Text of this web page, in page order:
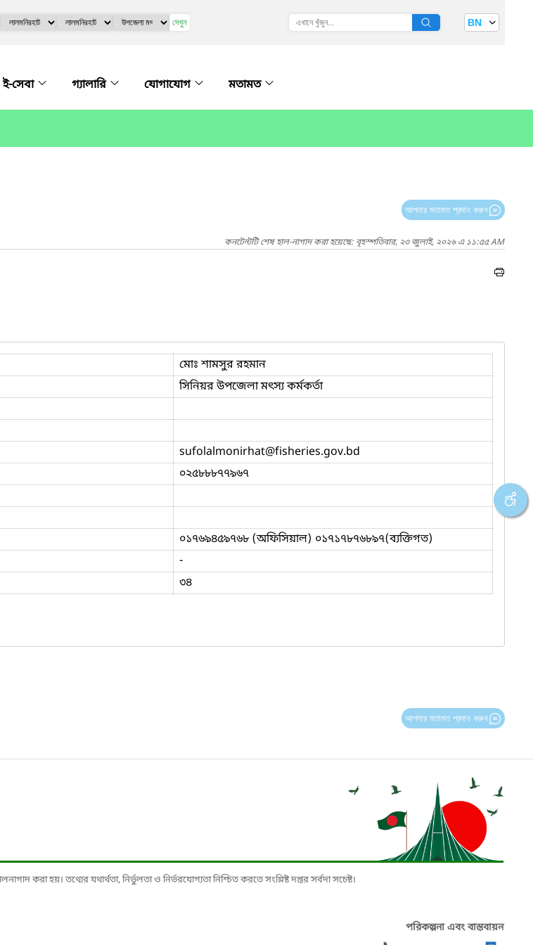
দেখুন BN
ই-সেবা গ্যালারি যোগাযোগ মতামত
আপনার মতামত প্রদান করুন
কনটেন্টটি শেষ হাল-নাগাদ করা হয়েছে: বৃহস্পতিবার, ২৩ জুলাই, ২০২৬ এ ১১:৫৫ AM
মোঃ শামসুর রহমান
সিনিয়র উপজেলা মৎস্য কর্মকর্তা
sufolalmonirhat@fisheries.gov.bd
০২৫৮৮৮৭৭৯৬৭
০১৭৬৯৪৫৯৭৬৮ (অফিসিয়াল) ০১৭১৭৮৭৬৮৯৭(ব্যক্তিগত)
-
৩৪
আপনার মতামত প্রদান করুন
করা হয়। তথ্যের যথার্থতা, নির্ভুলতা ও নির্ভরযোগ্যতা নিশ্চিত করতে সংশ্লিষ্ট দপ্তর সর্বদা সচেষ্ট।
পরিকল্পনা এবং বাস্তবায়ন